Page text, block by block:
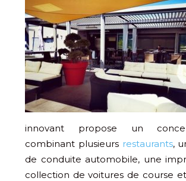
innovant propose un
combinant plusieurs restaurants,
de conduite automobile, une
collection de voitures de course